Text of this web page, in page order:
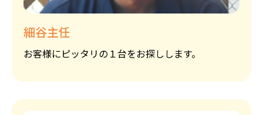
細谷主任
お客様にピッタリの１台をお探しします。